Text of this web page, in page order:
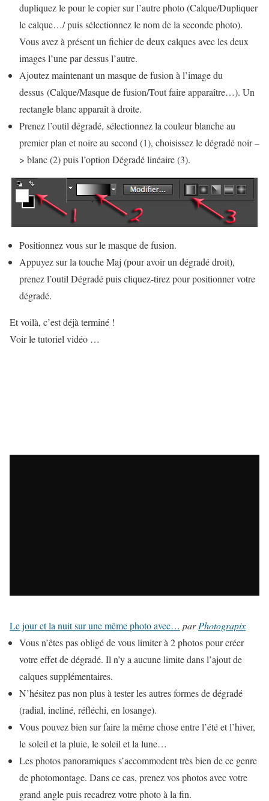
dupliquez le pour le copier sur l’autre photo (Calque/Dupliquer
le calque…/ puis sélectionnez le nom de la seconde photo).
Vous avez à présent un fichier de deux calques avec les deux
images l’une par dessus l’autre.
Ajoutez maintenant un masque de fusion à l’image du
dessus (Calque/Masque de fusion/Tout faire apparaître…). Un
rectangle blanc apparaît à droite.
Prenez l’outil dégradé, sélectionnez la couleur blanche au
premier plan et noire au second (1), choisissez le dégradé noir –
> blanc (2) puis l’option Dégradé linéaire (3).
Positionnez vous sur le masque de fusion.
Appuyez sur la touche Maj (pour avoir un dégradé droit),
prenez l’outil Dégradé puis cliquez-tirez pour positionner votre
dégradé.
Et voilà, c’est déjà terminé !
Voir le tutoriel vidéo …
Le jour et la nuit sur une même photo avec… parPhotograpix
Vous n’êtes pas obligé de vous limiter à 2 photos pour créer
votre effet de dégradé. Il n’y a aucune limite dans l’ajout de
calques supplémentaires.
N’hésitez pas non plus à tester les autres formes de dégradé
(radial, incliné, réfléchi, en losange).
Vous pouvez bien sur faire la même chose entre l’été et l’hiver,
le soleil et la pluie, le soleil et la lune…
Les photos panoramiques s’accommodent très bien de ce genre
de photomontage. Dans ce cas, prenez vos photos avec votre
grand angle puis recadrez votre photo à la fin.